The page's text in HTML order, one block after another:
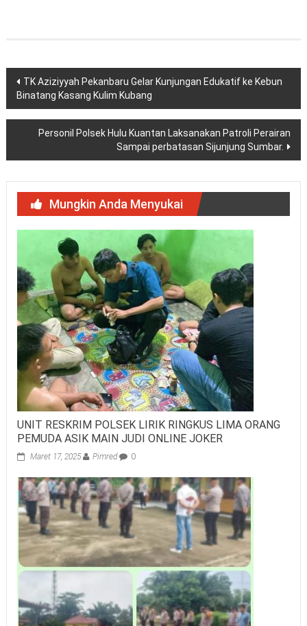
Navigasi
pos
TK Aziziyyah Pekanbaru Gelar Kunjungan Edukatif ke Kebun
Binatang Kasang Kulim Kubang
Personil Polsek Hulu Kuantan Laksanakan Patroli Perairan
Sampai perbatasan Sijunjung Sumbar.
Mungkin Anda Menyukai
UNIT RESKRIM POLSEK LIRIK RINGKUS LIMA ORANG
PEMUDA ASIK MAIN JUDI ONLINE JOKER
Maret 17, 2025 Pimred 0